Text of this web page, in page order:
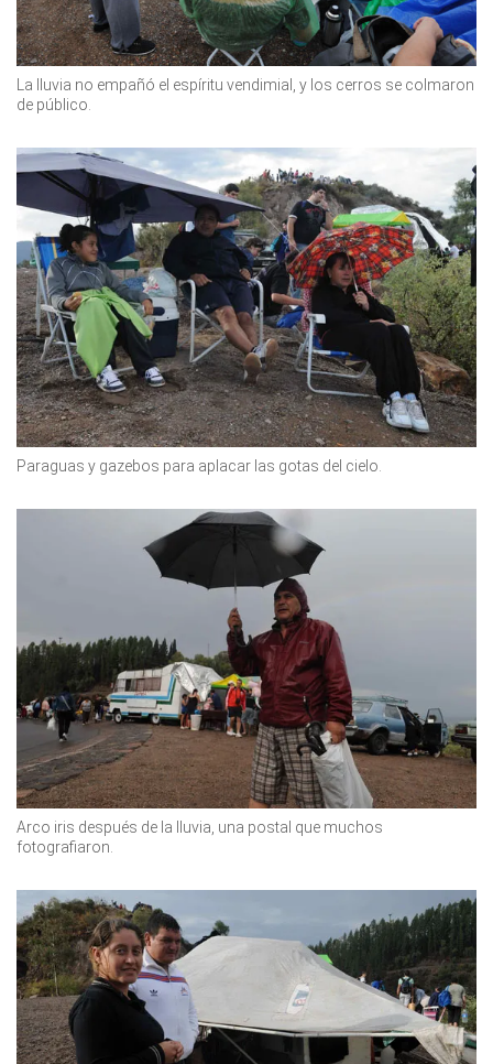
La lluvia no empañó el espíritu vendimial, y los cerros se colmaron
de público.
Paraguas y gazebos para aplacar las gotas del cielo.
Arco iris después de la lluvia, una postal que muchos
fotografiaron.